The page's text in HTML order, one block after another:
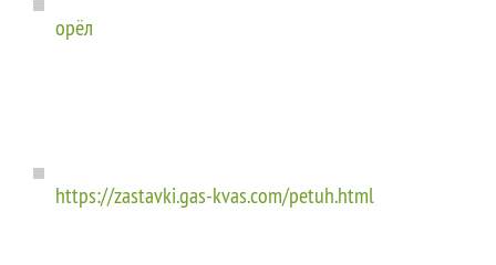
орёл
https://zastavki.gas-kvas.com/petuh.html